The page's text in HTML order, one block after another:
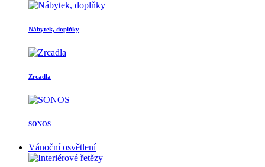
Nábytek, doplňky
Zrcadla
SONOS
Vánoční osvětlení